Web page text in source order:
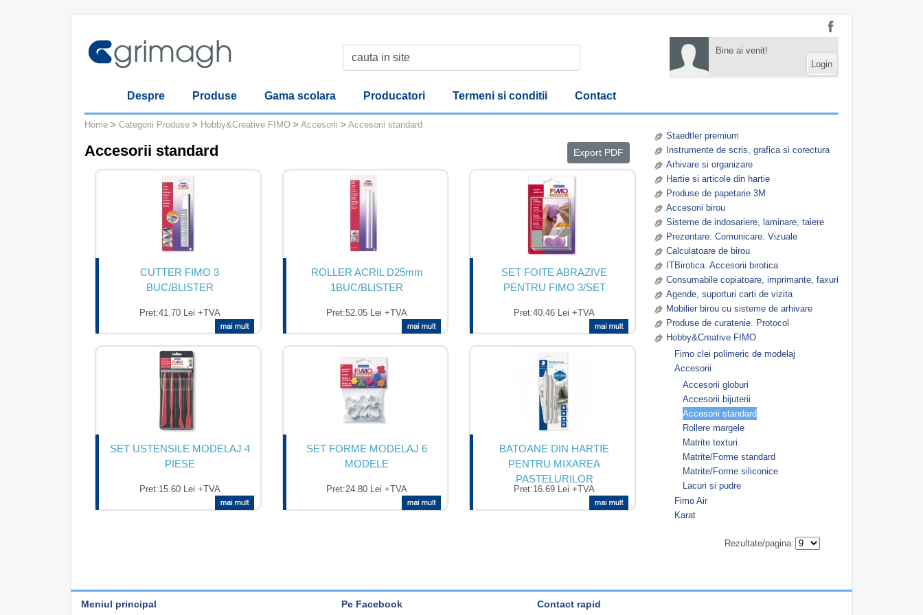
Bine ai venit!
Login
Despre Produse Gama scolara Producatori Termeni si conditii Contact
Staedtler premium
Instrumente de scris, grafica si corectura
Arhivare si organizare
Hartie si articole din hartie
Produse de papetarie 3M
Accesorii birou
Sisteme de indosariere, laminare, taiere
Prezentare. Comunicare. Vizuale
Calculatoare de birou
ITBirotica. Accesorii birotica
Consumabile copiatoare, imprimante, faxuri
Agende, suporturi carti de vizita
Mobilier birou cu sisteme de arhivare
Produse de curatenie. Protocol
Hobby&Creative FIMO
Fimo clei polimeric de modelaj
Accesorii
Accesorii globuri
Accesorii bijuterii
Accesorii standard
Rollere margele
Matrite texturi
Matrite/Forme standard
Matrite/Forme siliconice
Lacuri si pudre
Fimo Air
Karat
Home > Categorii Produse > Hobby&Creative FIMO > Accesorii > Accesorii standard
Export PDF
Accesorii standard
CUTTER FIMO 3
BUC/BLISTER
Pret:41.70 Lei +TVA
ROLLER ACRIL D25mm
1BUC/BLISTER
Pret:52.05 Lei +TVA
SET FOITE ABRAZIVE
PENTRU FIMO 3/SET
Pret:40.46 Lei +TVA
SET USTENSILE MODELAJ 4
PIESE
Pret:15.60 Lei +TVA
SET FORME MODELAJ 6
MODELE
Pret:24.80 Lei +TVA
BATOANE DIN HARTIE
PENTRU MIXAREA
PASTELURILOR
Pret:16.69 Lei +TVA
Rezultate/pagina:
Meniul principal Pe Facebook Contact rapid